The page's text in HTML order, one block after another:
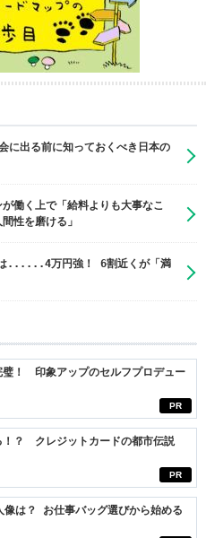
出る前に知っておくべき日本の
働く上で「給料よりも大事なこ
性を磨ける」
は......4万円強！ 6割近くが「満
PR
璧！ 印象アップのセルフプロデュー
PR
！？ クレジットカードの都市伝説
像は？ お仕事バッグ選びから始める